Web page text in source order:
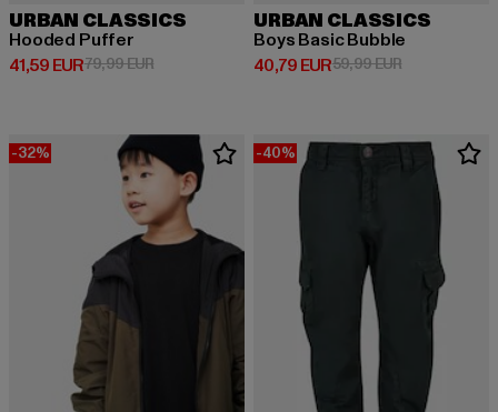
URBAN CLASSICS
Hooded Puffer
41,59 EUR
Derzeitiger Preis: 41,59 EUR
79,99 EURAktionspreis: 79,99 EUR
URBAN CLASSICS
Boys Basic Bubble
40,79 EUR
Derzeitiger Preis: 40,79 EUR
59,99 EURAktionspreis:
-32% -40%